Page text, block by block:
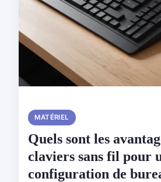
MATÉRIEL
Quels sont les
claviers sans fil pour
configuration de